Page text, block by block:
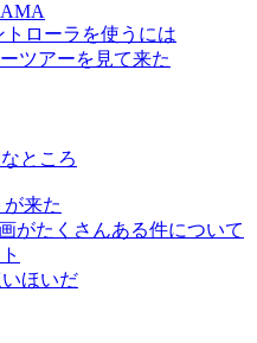
ローラを使うには
ツアーを見て来た
ところ
が来た
がたくさんある件について
いほいだ